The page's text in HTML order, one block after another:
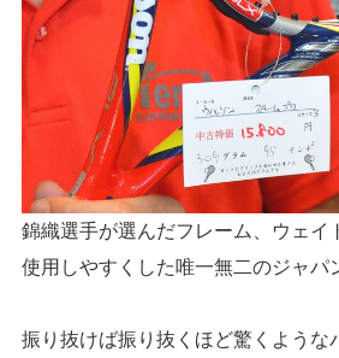
錦織選手が選んだフレーム、ウェイ
使用しやすくした唯一無二のジャパ
振り抜けば振り抜くほど驚くような